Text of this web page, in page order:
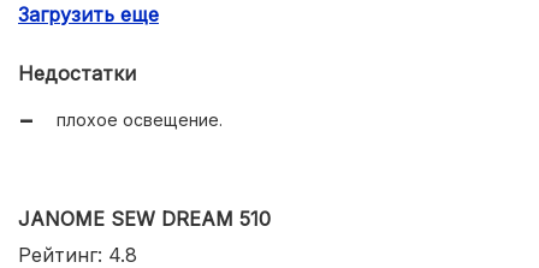
автоматическая петля;
Загрузить еще
Недостатки
плохое освещение.
JANOME SEW DREAM 510
Рейтинг: 4.8